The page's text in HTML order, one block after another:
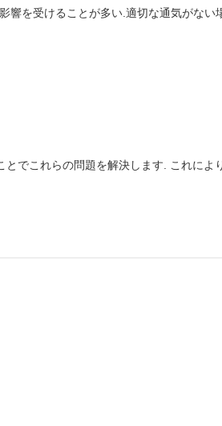
響を受けることが多い.適切な通気がない
でこれらの問題を解決します. これによ